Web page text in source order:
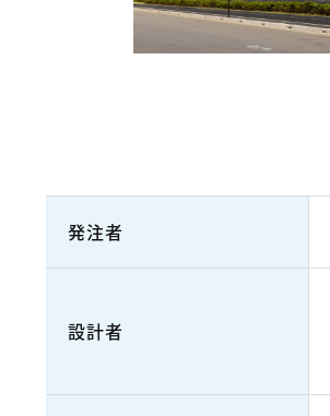
発注者
設計者